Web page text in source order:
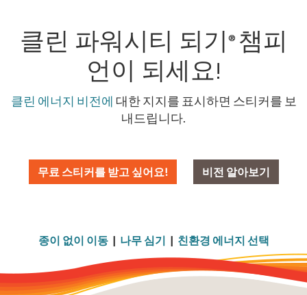
클린 파워시티 되기 ® 챔피
언이 되세요!
클린 에너지 비전에 대한 지지를 표시하면 스티커를 보
내드립니다.
무료 스티커를 받고 싶어요! 비전 알아보기
종이 없이 이동| 나무 심기 | 친환경 에너지 선택